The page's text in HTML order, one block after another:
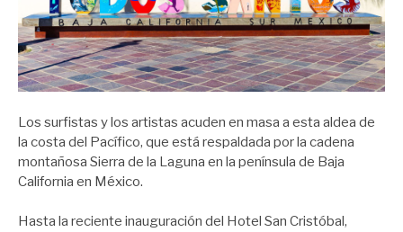
Los surfistas y los artistas acuden en masa a esta aldea de
la costa del Pacífico, que está respaldada por la cadena
montañosa Sierra de la Laguna en la península de Baja
California en México.
Hasta la reciente inauguración del Hotel San Cristóbal,